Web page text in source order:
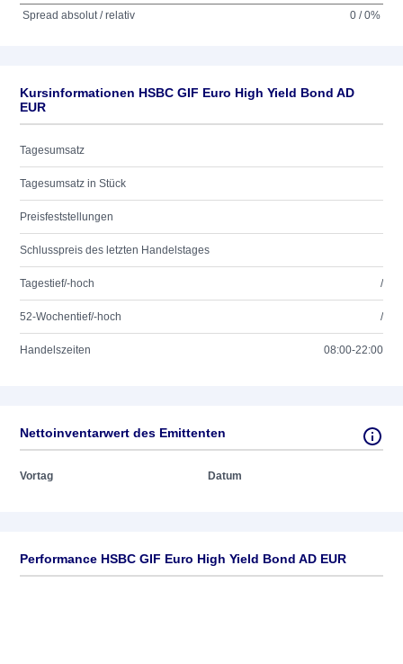
Spread absolut / relativ
0 / 0%
Kursinformationen HSBC GIF Euro High Yield Bond AD
EUR
Tagesumsatz
Tagesumsatz in Stück
Preisfeststellungen
Schlusspreis des letzten Handelstages
Tagestief/-hoch /
52-Wochentief/-hoch /
Handelszeiten 08:00-22:00
Nettoinventarwert des Emittenten
Vortag Datum
Performance HSBC GIF Euro High Yield Bond AD EUR